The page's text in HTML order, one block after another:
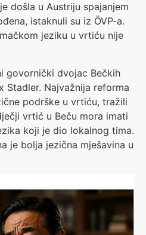
došla u Austriju spajanjem
istaknuli su iz ÖVP-a.
jeziku u vrtiću nije
govornički dvojac Bečkih
Stadler. Najvažnija reforma
podrške u vrtiću, tražili
vrtić u Beču mora imati
koji je dio lokalnog tima.
je bolja jezična mješavina u